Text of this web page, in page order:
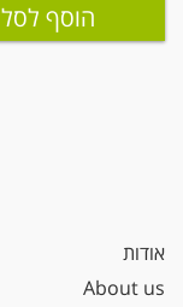
הוסף לסל
אודות
About us